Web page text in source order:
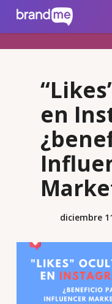
brandme.la
en
diciembre